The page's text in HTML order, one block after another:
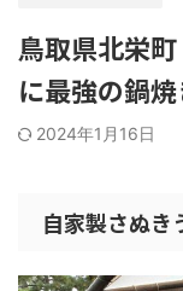
鳥取県北栄
に最強の鍋
2024年1月16日
自家製さぬき